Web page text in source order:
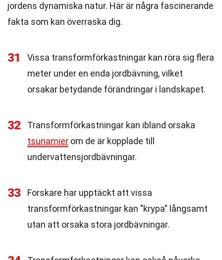
jordens dynamiska natur. Här är några fascinerande
fakta som kan överraska dig.
31
Vissa transformförkastningar kan röra sig flera
meter under en enda jordbävning, vilket
orsakar betydande förändringar i landskapet.
32
Transformförkastningar kan ibland orsaka
tsunamier om de är kopplade till
undervattensjordbävningar.
33
Forskare har upptäckt att vissa
transformförkastningar kan "krypa" långsamt
utan att orsaka stora jordbävningar.